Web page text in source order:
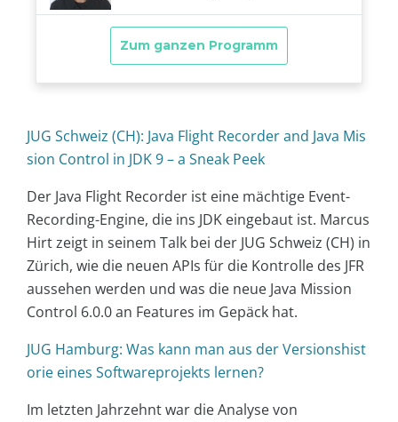
JUG Schweiz (CH): Java Flight Recorder and Java Mis
sion Control in JDK 9 – a Sneak Peek
Der Java Flight Recorder ist eine mächtige Event-
Recording-Engine, die ins JDK eingebaut ist. Marcus
Hirt zeigt in seinem Talk bei der JUG Schweiz (CH) in
Zürich, wie die neuen APIs für die Kontrolle des JFR
aussehen werden und was die neue Java Mission
Control 6.0.0 an Features im Gepäck hat.
JUG Hamburg: Was kann man aus der Versionshist
orie eines Softwareprojekts lernen?
Im letzten Jahrzehnt war die Analyse von